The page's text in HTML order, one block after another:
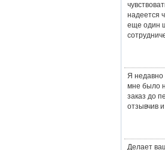
надеется
еще один
Я недавно
мне было
заказ до
отзывчив
Делает